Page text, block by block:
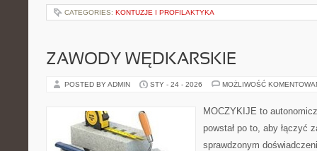
CATEGORIES: KONTUZJE I PROFILAKTYKA
ZAWODY WĘDKARSKIE
POSTED BY ADMIN STY - 24 - 2026 MOŻLIWOŚĆ
MOCZYKIJE to
powstał po to, aby łączyć
sprawdzonym